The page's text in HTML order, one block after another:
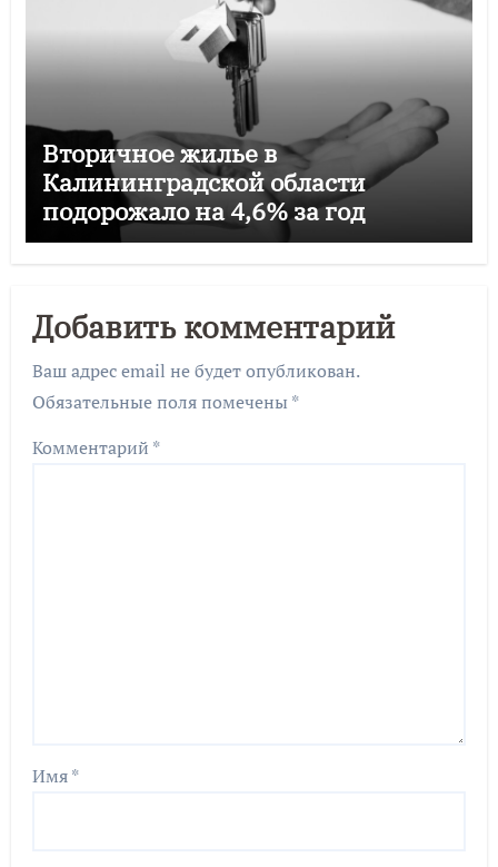
Вторичное жилье в
Калининградской области
подорожало на 4,6% за год
Добавить комментарий
Ваш адрес email не будет опубликован.
Обязательные поля помечены *
Комментарий *
Имя*